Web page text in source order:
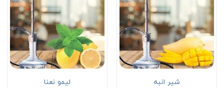
شیر انبه لیمو نعنا